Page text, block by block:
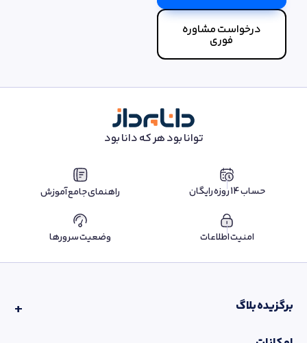
درخواست مشاوره
فوری
توانا بود هر که دانا بود
حساب 14 روزه رایگان راهنمای جامع آموزش
امنیت اطلاعات وضعیت سرورها
برگزیده بلاگ